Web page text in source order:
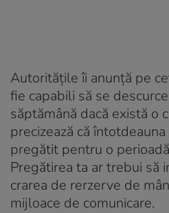
Autoritățile îi anunță pe
fie capabili să se
săptămână dacă există o
precizează că
pregătit pentru o
Pregătirea ta ar trebui să
crarea de rerzerve de
mijloace de comunicare.